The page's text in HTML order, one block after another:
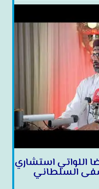
اللواتي استشاري
السلطاني